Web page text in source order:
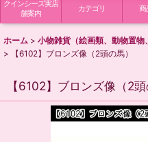
クインシーズ実店
舗案内
カテゴリ 商
ホーム > 小物雑貨（絵画類、動物置
>
【6102】ブロンズ像（2頭の馬）
【6102】ブロンズ像（2頭